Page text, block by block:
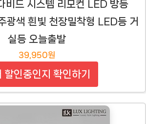
비드 시스템 리모컨 LED 방등
색 흰빛 천장밀착형 LED등 거
실등 오늘출발
39,950원
할인중인지 확인하기